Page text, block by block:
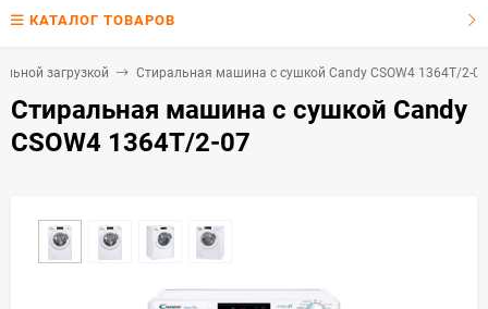
КАТАЛОГ ТОВАРОВ
загрузкой Стиральная машина с сушкой Candy CSOW4 1364T/2-07
Стиральная машина с сушкой Candy
CSOW4 1364T/2-07